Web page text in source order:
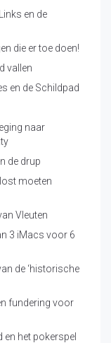
en de
die er toe doen!
vallen
en de Schildpad
naar
de drup
moeten
Vleuten
3 iMacs voor 6
de ‘historische
fundering voor
het pokerspel